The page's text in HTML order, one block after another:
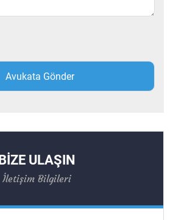
BİZE ULAŞIN
İletişim Bilgileri